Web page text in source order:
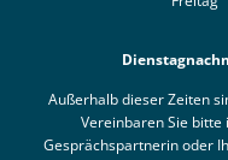
Außerhalb dieser Zeiten
Vereinbaren Sie bitte
Gesprächspartnerin oder